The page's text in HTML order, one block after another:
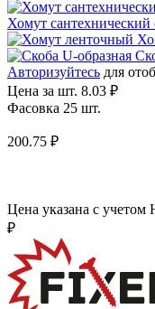
Хомут
Авторизуйтесь для
Цена за шт. 8.03 ₽
Фасовка 25 шт.
200.75 ₽
Цена указана с
₽